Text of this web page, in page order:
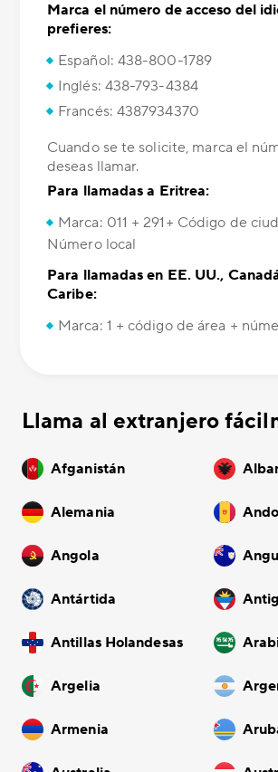
Marca el número de acceso del
prefieres:
Español: 438-800-1789
Inglés: 438-793-4384
Francés: 4387934370
Cuando se te solicite, marca el
deseas llamar.
Para llamadas a Eritrea:
Marca: 011 + 291+ Código de
Número local
Para llamadas en EE. UU.,
Caribe:
Marca: 1 + código de área +
Llama al extranjero
Afganistán
Alemania
Angola
Antártida
Antillas Holandesas
Argelia
Armenia